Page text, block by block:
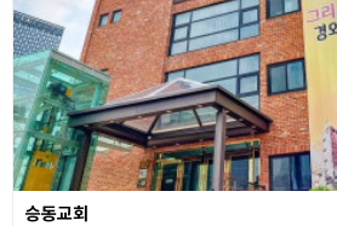
승동교회